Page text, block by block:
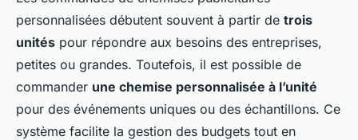
personnalisées débutent souvent à partir de trois
unités pour répondre aux besoins des entreprises,
petites ou grandes. Toutefois, il est possible de
commander une chemise personnalisée à l’unité
pour des événements uniques ou des échantillons. Ce
système facilite la gestion des budgets tout en